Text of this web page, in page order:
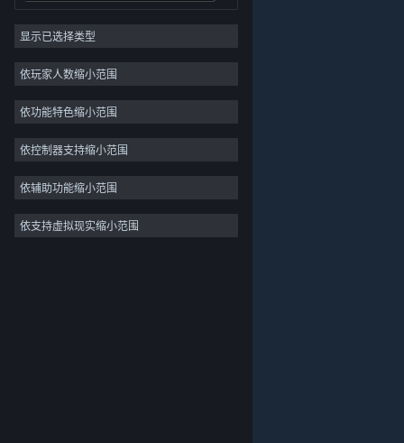
关于蒸汽平台|退款政策|软件许可服务协议
个人信息保护政策|个人信息出境告知书|
角色扮演
大型多人在线
独立
休闲
模拟
竞速
体育
视频制作
显示已选择类型
依玩家人数缩小范围
依功能特色缩小范围
依控制器支持缩小范围
依辅助功能缩小范围
依支持虚拟现实缩小范围